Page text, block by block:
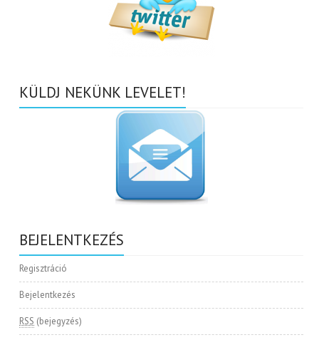
KÜLDJ NEKÜNK LEVELET!
BEJELENTKEZÉS
Regisztráció
Bejelentkezés
RSS (bejegyzés)